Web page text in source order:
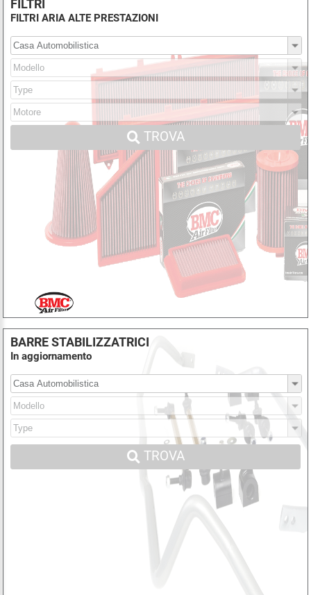
FILTRI
FILTRI ARIA ALTE PRESTAZIONI
TROVA
BARRE STABILIZZATRICI
In aggiornamento
TROVA